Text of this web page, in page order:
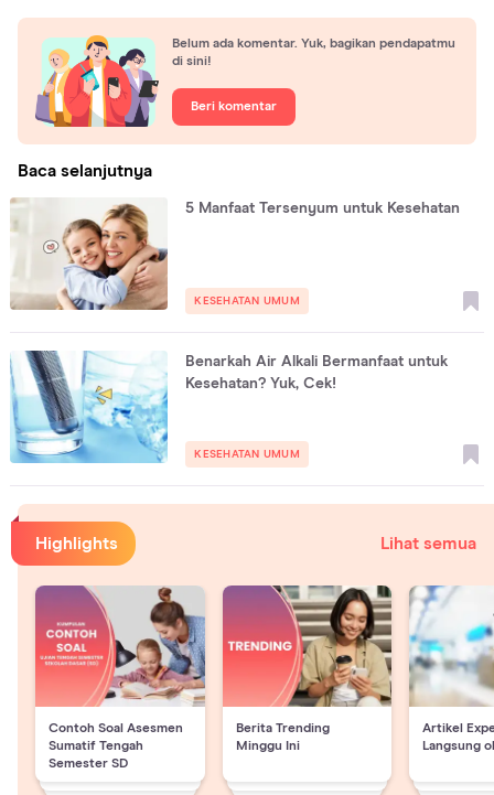
Belum ada komentar. Yuk, bagikan pendapatmu
di sini!
Beri komentar
Baca selanjutnya
5 Manfaat Tersenyum untuk Kesehatan
KESEHATAN UMUM
Benarkah Air Alkali Bermanfaat untuk
Kesehatan? Yuk, Cek!
KESEHATAN UMUM
Highlights Lihat semua
Contoh Soal Asesmen
Sumatif Tengah
Semester SD
Berita Trending
Minggu Ini
Artikel
Langsung